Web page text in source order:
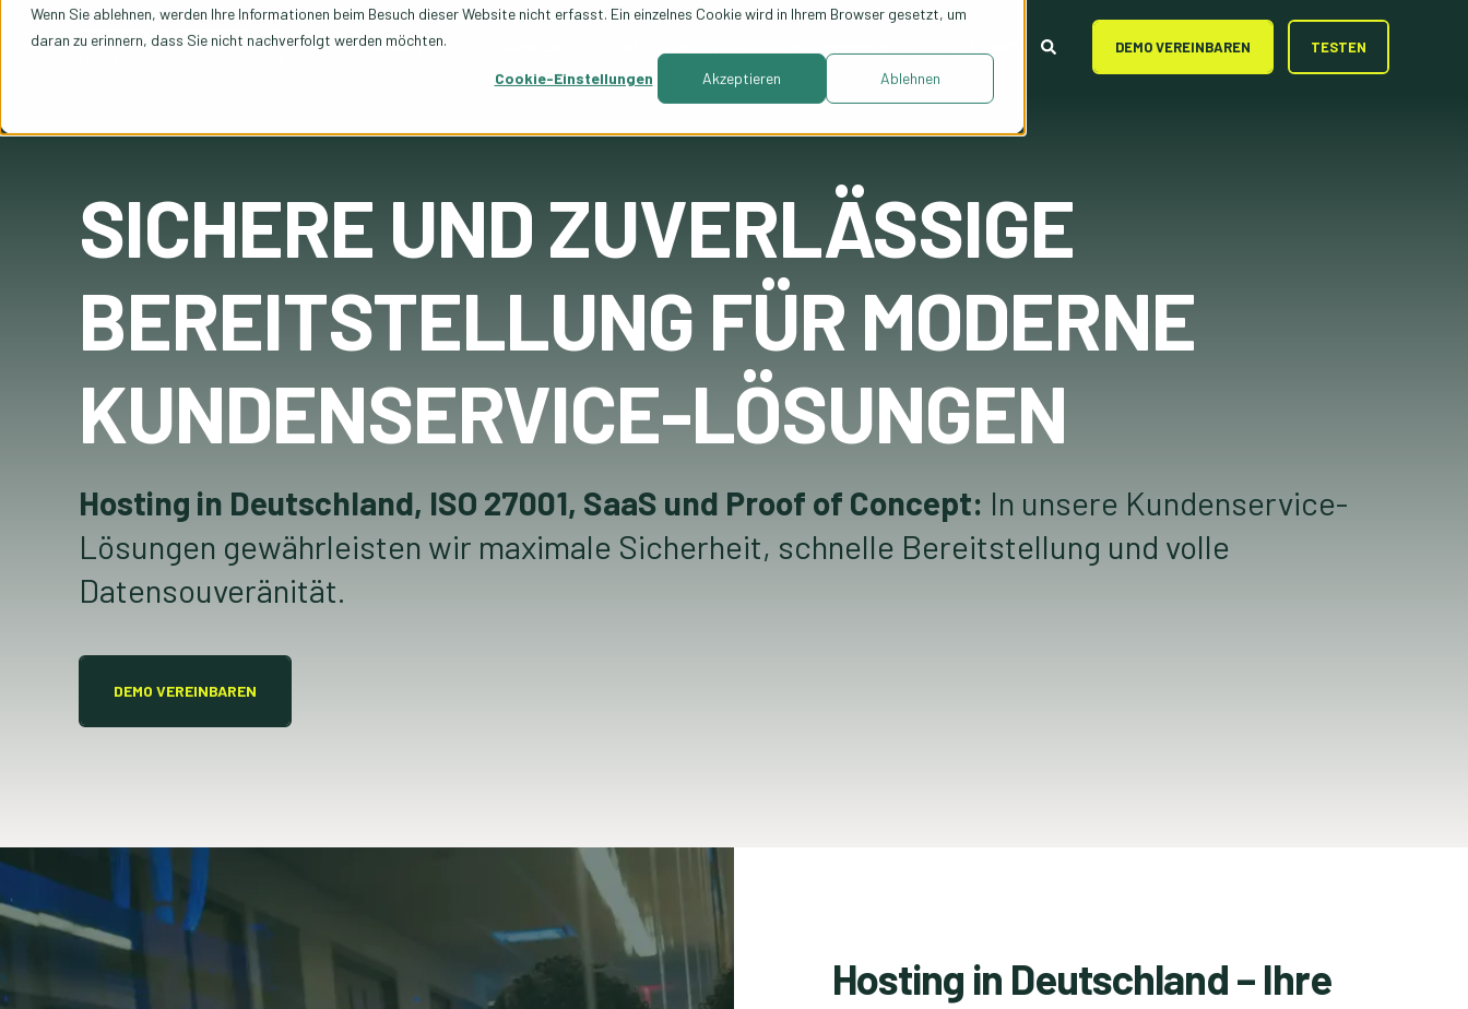
Wenn Sie ablehnen, werden Ihre Informationen beim Besuch dieser Website nicht erfasst. Ein einzelnes Cookie wird in Ihrem Browser gesetzt, um
daran zu erinnern, dass Sie nicht nachverfolgt werden möchten.
Cookie-Einstellungen Akzeptieren Ablehnen
PRODUKT DEMO VEREINBAREN TESTEN
SICHERE UND ZUVERLÄSSIGE
BEREITSTELLUNG FÜR MODERNE
KUNDENSERVICE-LÖSUNGEN
Hosting in Deutschland, ISO 27001, SaaS und Proof of Concept: In unsere Kundenservice-
Lösungen gewährleisten wir maximale Sicherheit, schnelle Bereitstellung und volle
Datensouveränität.
DEMO VEREINBAREN
Hosting in Deutschland – Ihre